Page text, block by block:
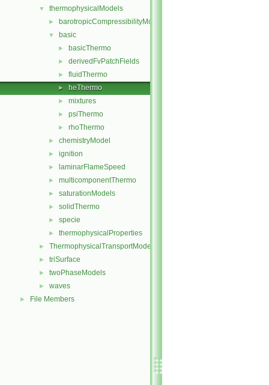
▼ thermophysicalModels
► barotropicCompressibilityModel
▼ basic
► basicThermo
► derivedFvPatchFields
► fluidThermo
► heThermo
► mixtures
► psiThermo
► rhoThermo
► chemistryModel
► ignition
► laminarFlameSpeed
► multicomponentThermo
► saturationModels
► solidThermo
► specie
► thermophysicalProperties
► ThermophysicalTransportModels
► triSurface
► twoPhaseModels
► waves
► File Members